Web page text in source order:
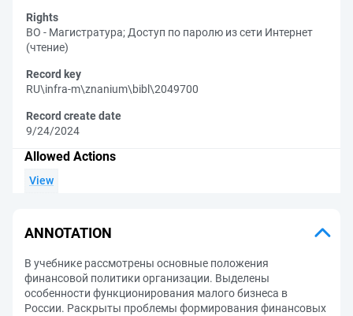
Rights
ВО - Магистратура; Доступ по паролю из сети Интернет
(чтение)
Record key
RU\infra-m\znanium\bibl\2049700
Record create date
9/24/2024
Allowed Actions
View
ANNOTATION
В учебнике рассмотрены основные положения
финансовой политики организации. Выделены
особенности функционирования малого бизнеса в
России. Раскрыты проблемы формирования финансовых